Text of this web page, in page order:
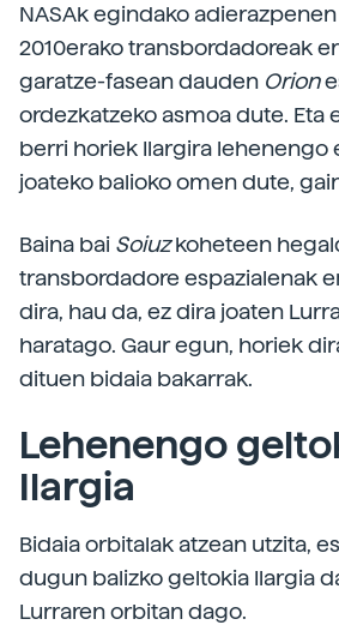
NASAk egindako
2010erako transbordadoreak
garatze-fasean dauden Orion
ordezkatzeko asmoa dute. Eta
berri horiek Ilargira lehenengo
joateko balioko omen dute,
Baina bai Soiuzkoheteen
transbordadore espazialenak
dira, hau da, ez dira joaten
haratago. Gaur egun, horiek
dituen bidaia bakarrak.
Lehenengo
Ilargia
Bidaia orbitalak atzean utzita,
dugun balizko geltokia Ilargia
Lurraren orbitan dago.